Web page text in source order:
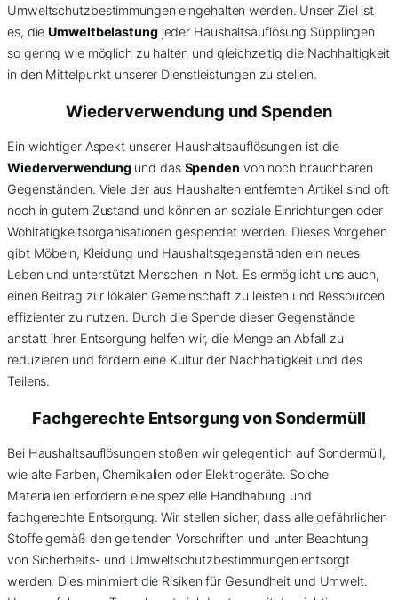
Umweltschutzbestimmungen eingehalten werden. Unser Ziel ist
es, dieUmweltbelastungjeder Haushaltsauflösung Süpplingen
so gering wie möglich zu halten und gleichzeitig die Nachhaltigkeit
in den Mittelpunkt unserer Dienstleistungen zu stellen.
Wiederverwendung und Spenden
Ein wichtiger Aspekt unserer Haushaltsauflösungen ist die
Wiederverwendungund das Spenden von noch brauchbaren
Gegenständen. Viele der aus Haushalten entfernten Artikel sind oft
noch in gutem Zustand und können an soziale Einrichtungen oder
Wohltätigkeitsorganisationen gespendet werden. Dieses Vorgehen
gibt Möbeln, Kleidung und Haushaltsgegenständen ein neues
Leben und unterstützt Menschen in Not. Es ermöglicht uns auch,
einen Beitrag zur lokalen Gemeinschaft zu leisten und Ressourcen
effizienter zu nutzen. Durch die Spende dieser Gegenstände
anstatt ihrer Entsorgung helfen wir, die Menge an Abfall zu
reduzieren und fördern eine Kultur der Nachhaltigkeit und des
Teilens.
Fachgerechte Entsorgung vonSondermüll
Bei Haushaltsauflösungen stoßen wir gelegentlich auf Sondermüll,
wie alte Farben, Chemikalien oder Elektrogeräte. Solche
Materialien erfordern eine spezielle Handhabung und
fachgerechte Entsorgung. Wir stellen sicher, dass alle gefährlichen
Stoffe gemäß den geltenden Vorschriften und unter Beachtung
von Sicherheits- und Umweltschutzbestimmungen entsorgt
werden. Dies minimiert die Risiken für Gesundheit und Umwelt.